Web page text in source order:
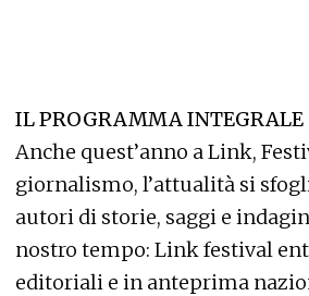
IL PROGRAMMA INTEGRALE
Anche quest’anno a Link,
giornalismo, l’attualità si
autori di storie, saggi e
nostro tempo: Link festival
editoriali e in anteprima